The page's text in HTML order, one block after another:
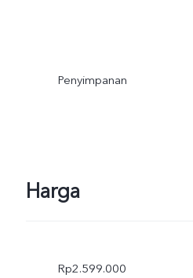
Penyimpanan
Harga
Rp2.599.000